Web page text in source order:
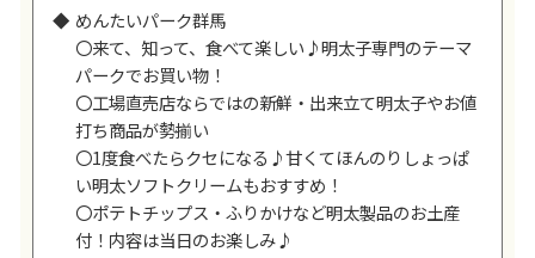
めんたいパーク群馬
〇来て、知って、食べて楽しい♪明太子専門のテーマ
パークでお買い物！
〇工場直売店ならではの新鮮・出来立て明太子やお値
打ち商品が勢揃い
〇1度食べたらクセになる♪甘くてほんのりしょっぱ
い明太ソフトクリームもおすすめ！
〇ポテトチップス・ふりかけなど明太製品のお土産
付！内容は当日のお楽しみ♪